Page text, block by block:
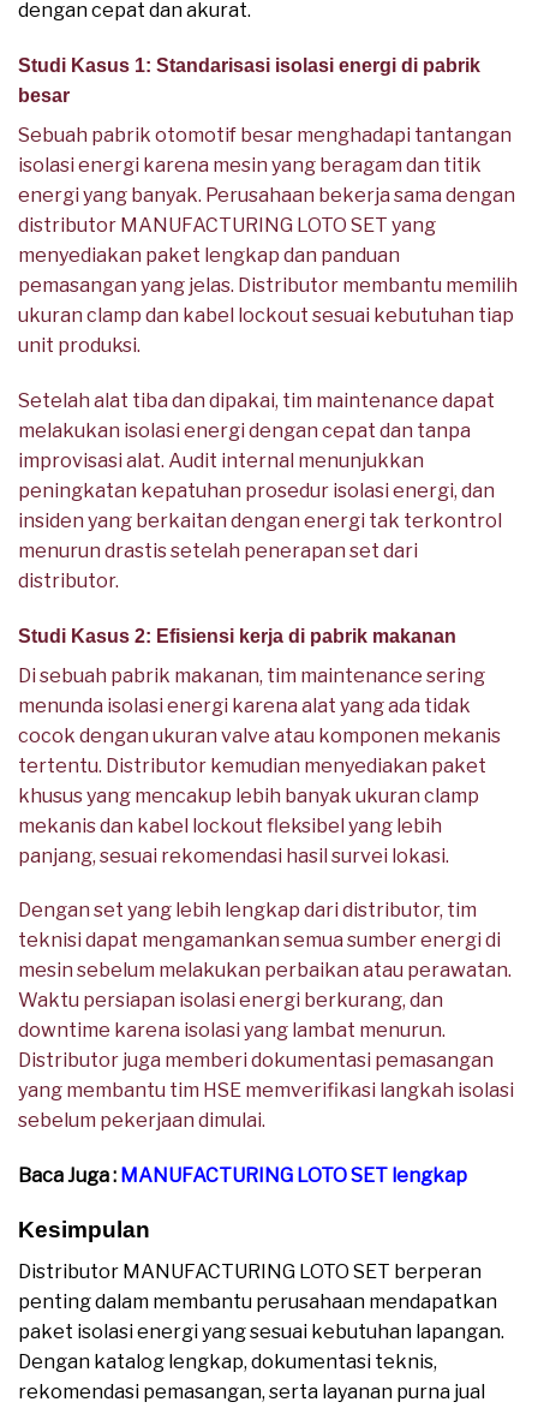
dengan cepat dan akurat.
Studi Kasus 1: Standarisasi isolasi energi di pabrik
besar
Sebuah pabrik otomotif besar menghadapi tantangan
isolasi energi karena mesin yang beragam dan titik
energi yang banyak. Perusahaan bekerja sama dengan
distributor MANUFACTURING LOTO SET yang
menyediakan paket lengkap dan panduan
pemasangan yang jelas. Distributor membantu memilih
ukuran clamp dan kabel lockout sesuai kebutuhan tiap
unit produksi.
Setelah alat tiba dan dipakai, tim maintenance dapat
melakukan isolasi energi dengan cepat dan tanpa
improvisasi alat. Audit internal menunjukkan
peningkatan kepatuhan prosedur isolasi energi, dan
insiden yang berkaitan dengan energi tak terkontrol
menurun drastis setelah penerapan set dari
distributor.
Studi Kasus 2: Efisiensi kerja di pabrik makanan
Di sebuah pabrik makanan, tim maintenance sering
menunda isolasi energi karena alat yang ada tidak
cocok dengan ukuran valve atau komponen mekanis
tertentu. Distributor kemudian menyediakan paket
khusus yang mencakup lebih banyak ukuran clamp
mekanis dan kabel lockout fleksibel yang lebih
panjang, sesuai rekomendasi hasil survei lokasi.
Dengan set yang lebih lengkap dari distributor, tim
teknisi dapat mengamankan semua sumber energi di
mesin sebelum melakukan perbaikan atau perawatan.
Waktu persiapan isolasi energi berkurang, dan
downtime karena isolasi yang lambat menurun.
Distributor juga memberi dokumentasi pemasangan
yang membantu tim HSE memverifikasi langkah isolasi
sebelum pekerjaan dimulai.
Baca Juga : MANUFACTURING LOTO SET lengkap
Kesimpulan
Distributor MANUFACTURING LOTO SET berperan
penting dalam membantu perusahaan mendapatkan
paket isolasi energi yang sesuai kebutuhan lapangan.
Dengan katalog lengkap, dokumentasi teknis,
rekomendasi pemasangan, serta layanan purna jual